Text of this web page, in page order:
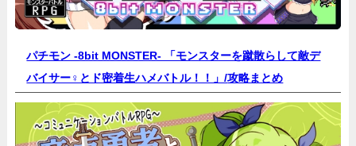
パチモン -8bit MONSTER- 「モンスターを蹴散らして敵デ
バイサー♀とド密着生ハメバトル！！」/攻略まとめ